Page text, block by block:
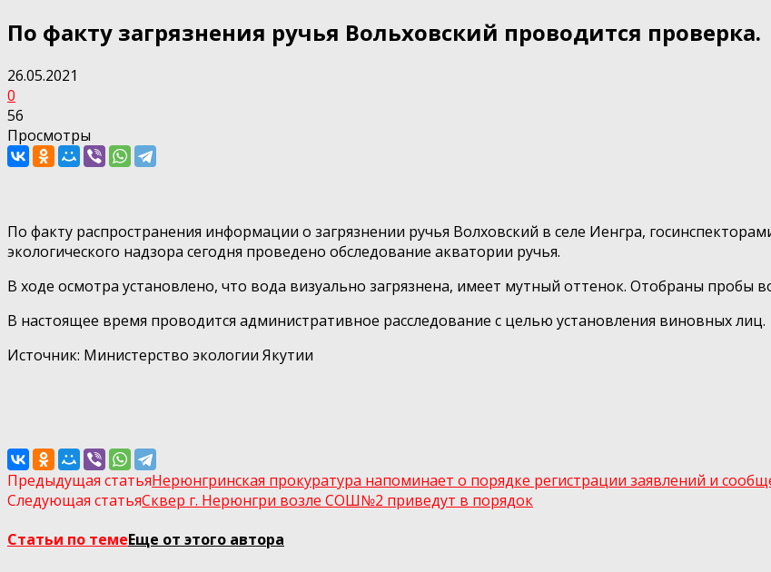
По факту загрязнения ручья Вольховский проводится проверка.
26.05.2021
0
56
Просмотры
По факту распространения информации о загрязнении ручья Волховский в селе Иенгра,
экологического надзора сегодня проведено обследование акватории ручья.
В ходе осмотра установлено, что вода визуально загрязнена, имеет мутный оттенок. Отобраны пробы
В настоящее время проводится административное расследование с целью установления виновных лиц.
Источник: Министерство экологии Якутии
Предыдущая статьяНерюнгринская прокуратура напоминает о порядке регистрации заявлений и
Следующая статьяСквер г. Нерюнгри возле СОШ№2 приведут в порядок
Статьи по темеЕще от этого автора